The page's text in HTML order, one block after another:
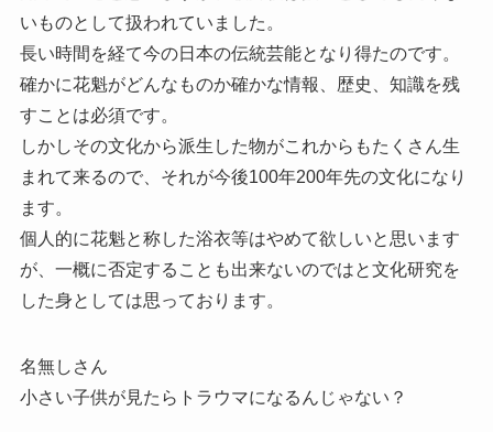
いものとして扱われていました。
長い時間を経て今の日本の伝統芸能となり得たのです。
確かに花魁がどんなものか確かな情報、歴史、知識を残
すことは必須です。
しかしその文化から派生した物がこれからもたくさん生
まれて来るので、それが今後100年200年先の文化になり
ます。
個人的に花魁と称した浴衣等はやめて欲しいと思います
が、一概に否定することも出来ないのではと文化研究を
した身としては思っております。
名無しさん
小さい子供が見たらトラウマになるんじゃない？